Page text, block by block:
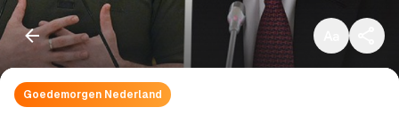
Goedemorgen Nederland